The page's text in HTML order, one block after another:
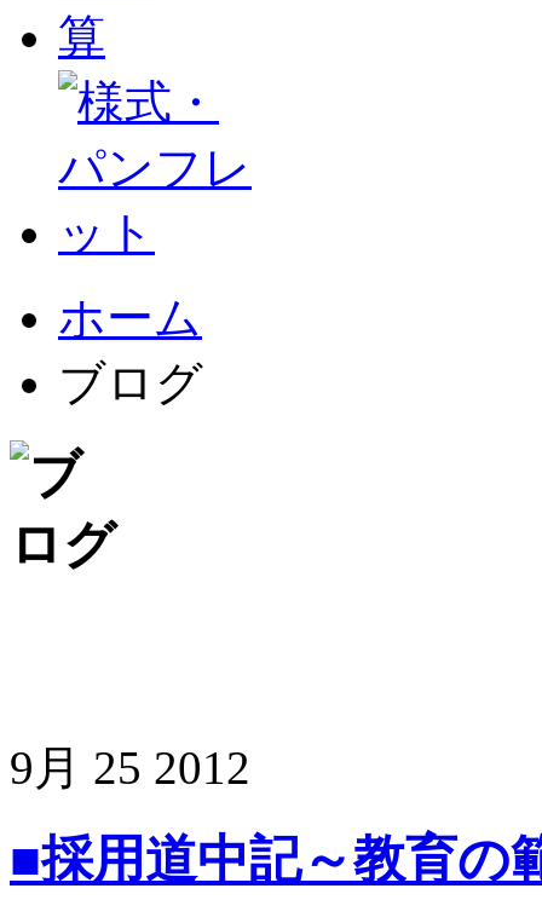
ホーム
ブログ
9月 25 2012
■採用道中記～教育の